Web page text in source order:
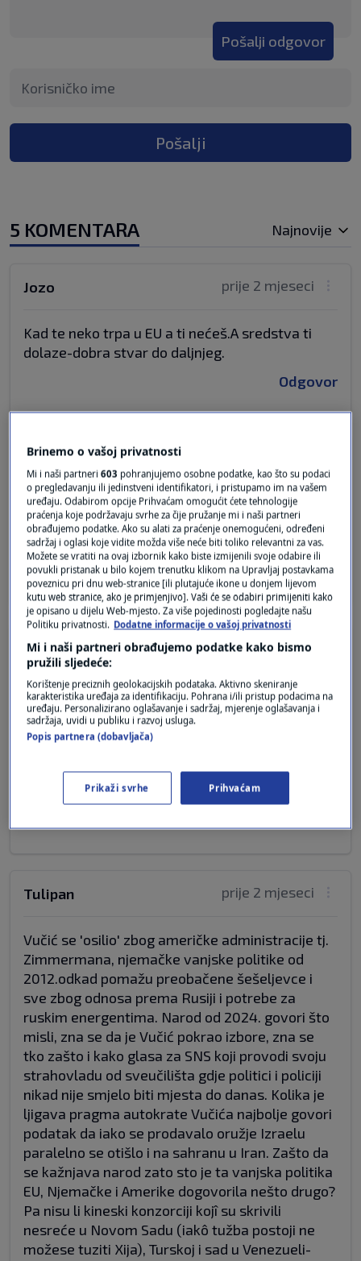
Pošalji odgovor
Pošalji
5 KOMENTARA Najnovije
prije 2 mjeseci
Jozo
Kad te neko trpa u EU a ti nećeš.A sredstva ti
dolaze-dobra stvar do daljnjeg.
Odgovor
Danijel
Nadstrešnica 2014? I onda da vama vjerujemo.
Valjda 2024.. Možda da malo više pozornosti
date naknadnim provjerama tekstova i objava?
Odgovor
prije 2 mjeseci
Dubravko iz Zagreba
Hrvatska ima dovoljno svojih problema, i Piculi i
njemu sličnima bilo bi pametnije da rješavaju
korupciju i ostale probleme u Hrvatskoj, a Srbi
je Plenković i HDZ veći problem u Hrvatskoj,
nego Vučić u Srbiju.
prije 2 mjeseci
Tulipan
Vučić se 'osilio' zbog američke administracije tj.
Zimmermana, njemačke vanjske politike od
2012.odkad pomažu preobačene šešeljevce i
sve zbog odnosa prema Rusiji i potrebe za
ruskim energentima. Narod od 2024. govori što
misli, zna se da je Vučić pokrao izbore, zna se
tko zašto i kako glasa za SNS koji provodi svoju
strahovladu od sveučilišta gdje politici i policiji
nikad nije smjelo biti mjesta do danas. Kolika je
ljigava pragma autokrate Vučića najbolje govori
podatak da iako se prodavalo oružje Izraelu
paralelno se otišlo i na sahranu u Iran. Zašto da
se kažnjava narod zato sto je ta vanjska politika
EU, Njemačke i Amerike dogovorila nešto drugo?
Pa nisu li kineski konzorciji kojî su skrivili
nesreće u Novom Sadu (iakô tužba postoji ne
možese tuziti Xija), Turskoj i sad u Venezueli-
Brinemo o vašoj privatnosti
Mi i naši partneri603 pohranjujemo osobne podatke, kao što su podaci
o pregledavanju ili jedinstveni identifikatori, i pristupamo im na vašem
uređaju. Odabirom opcije Prihvaćam omogućit ćete tehnologije
praćenja koje podržavaju svrhe za čije pružanje mi i naši partneri
obrađujemo podatke. Ako su alati za praćenje onemogućeni, određeni
sadržaj i oglasi koje vidite možda više neće biti toliko relevantni za vas.
Možete se vratiti na ovaj izbornik kako biste izmijenili svoje odabire ili
povukli pristanak u bilo kojem trenutku klikom na Upravljaj postavkama
poveznicu pri dnu web-stranice [ili plutajuće ikone u donjem lijevom
kutu web stranice, ako je primjenjivo]. Vaši će se odabiri primijeniti kako
je opisano u dijelu Web-mjesto. Za više pojedinosti pogledajte našu
Politiku privatnosti. Dodatne informacije o vašoj privatnosti
Mi i naši partneri obrađujemo podatke kako bismo
pružili sljedeće:
Korištenje preciznih geolokacijskih podataka. Aktivno skeniranje
karakteristika uređaja za identifikaciju. Pohrana i/ili pristup podacima na
uređaju. Personalizirano oglašavanje i sadržaj, mjerenje oglašavanja i
sadržaja, uvidi u publiku i razvoj usluga.
Popis partnera (dobavljača)
Prikaži svrhe Prihvaćam